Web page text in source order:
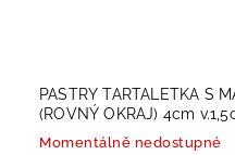
PASTRY TARTALETKA S
(ROVNÝ OKRAJ) 4cm
Momentálně nedostupné